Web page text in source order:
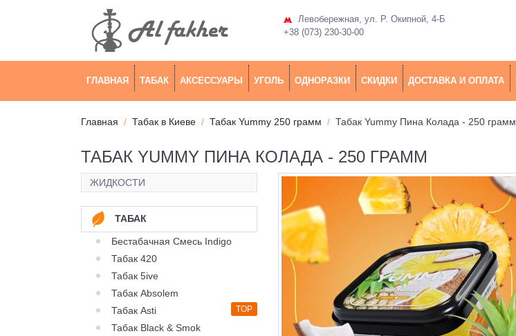
Левобережная, ул. Р. Окипной, 4-Б
+38 (073) 230-30-00
ГЛАВНАЯ ТАБАК АКСЕССУАРЫ УГОЛЬ ОДНОРАЗКИ СКИДКИ ДОСТАВКА И ОПЛАТА
Главная Табак в Киеве Табак Yummy 250 грамм Табак Yummy Пина Колада - 250 грамм
ТАБАК YUMMY ПИНА КОЛАДА - 250 ГРАММ
ЖИДКОСТИ
ТАБАК
Бестабачная Смесь Indigo
Табак 420
Табак 5ive
Табак Absolem
Табак Asti
TOP
Табак Black & Smok